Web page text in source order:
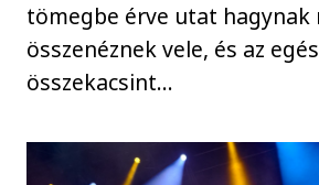
tömegbe érve utat hagynak
összenéznek vele, és az
összekacsint…